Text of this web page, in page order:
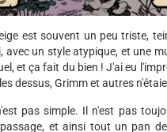
est souvent un peu triste,
un style atypique, et une
et ça fait du bien ! J'ai eu
dessus, Grimm et autres
pas simple. Il n'est pas
et ainsi tout un pan